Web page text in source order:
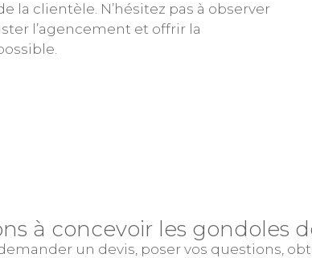
la clientèle. N’hésitez pas à observer
l’agencement et offrir la
à concevoir les gondoles
un devis, poser vos questions,